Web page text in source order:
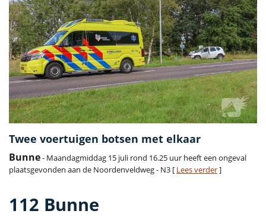
Twee voertuigen botsen met elkaar
Bunne- Maandagmiddag 15 juli rond 16.25 uur heeft een ongeval
plaatsgevonden aan de Noordenveldweg - N3 [ Lees verder]
112 Bunne